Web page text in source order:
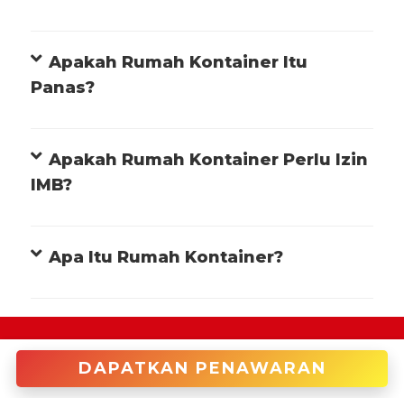
DAPATKAN PENAWARAN
Apakah Rumah Kontainer Itu
Panas?
Apakah Rumah Kontainer Perlu Izin
IMB?
Apa Itu Rumah Kontainer?
+622122946966 (Cakung)
enquiries@tradecorp.co.id